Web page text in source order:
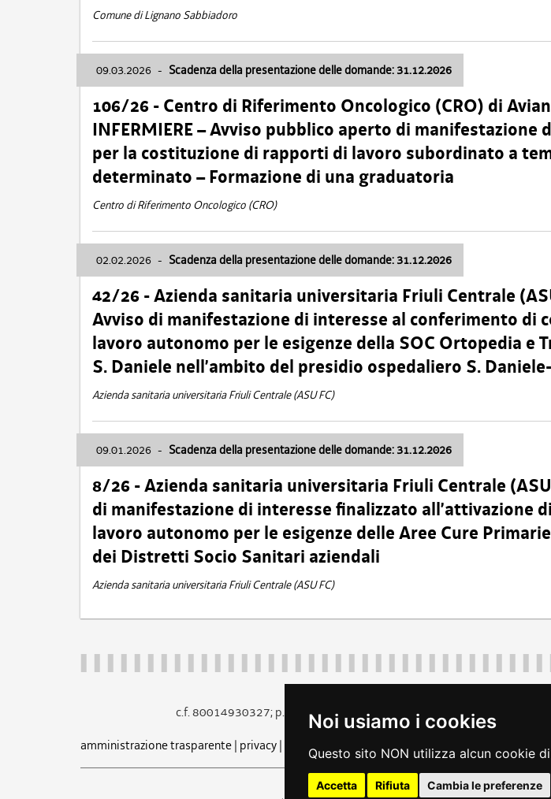
Noi usiamo i cookies
Questo sito NON utilizza alcun cookie
Accetta Rifiuta Cambia le preferenze
Comune di Lignano Sabbiadoro
09.03.2026 - Scadenza della presentazione delle domande: 31.12.2026
106/26 - Centro di Riferimento Oncologico (CRO) di
INFERMIERE – Avviso pubblico aperto di manifestazione
per la costituzione di rapporti di lavoro subordinato a
determinato – Formazione di una graduatoria
Centro di Riferimento Oncologico (CRO)
02.02.2026 - Scadenza della presentazione delle domande: 31.12.2026
42/26 - Azienda sanitaria universitaria Friuli Centrale
Avviso di manifestazione di interesse al conferimento di
lavoro autonomo per le esigenze della SOC Ortopedia e
S. Daniele nell’ambito del presidio ospedaliero S.
Azienda sanitaria universitaria Friuli Centrale (ASU FC)
09.01.2026 - Scadenza della presentazione delle domande: 31.12.2026
8/26 - Azienda sanitaria universitaria Friuli Centrale (ASU
di manifestazione di interesse finalizzato all’attivazione
lavoro autonomo per le esigenze delle Aree Cure
dei Distretti Socio Sanitari aziendali
Azienda sanitaria universitaria Friuli Centrale (ASU FC)
c.f. 80014930327; p.iva 00526040324
piazza Unità d'Italia 1 Trieste
amministrazione trasparente| privacy| cookie note legali | accessibilità rss